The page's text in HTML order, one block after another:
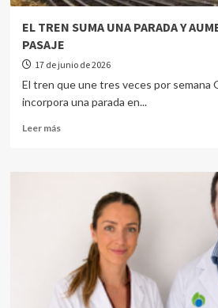
EL TREN SUMA UNA PARADA Y
PASAJE
17 de junio de 2026
El tren que une tres veces por semana
incorpora una parada en...
Leer más